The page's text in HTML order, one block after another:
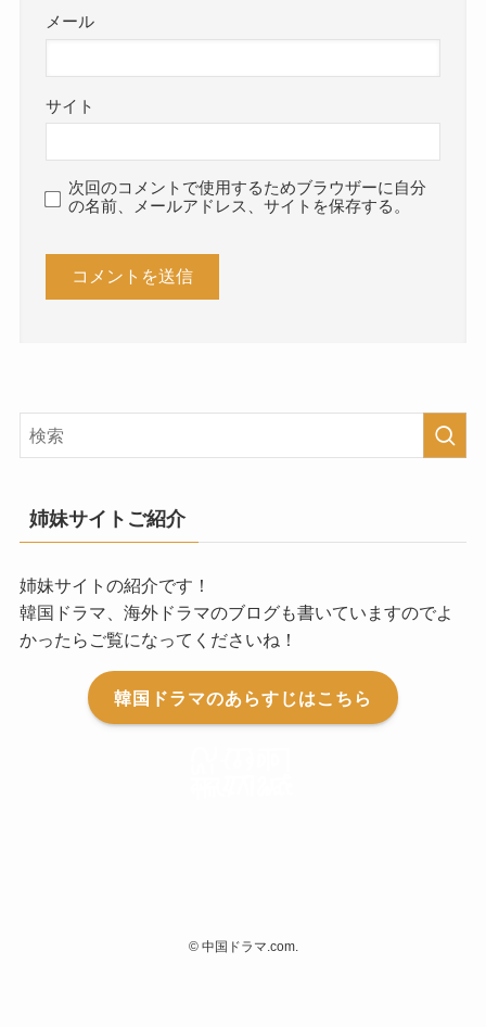
メール
サイト
次回のコメントで使用するためブラウザーに自分
の名前、メールアドレス、サイトを保存する。
姉妹サイトご紹介
姉妹サイトの紹介です！
韓国ドラマ、海外ドラマのブログも書いていますのでよ
かったらご覧になってくださいね！
韓国ドラマのあらすじはこちら
©中国ドラマ.com.